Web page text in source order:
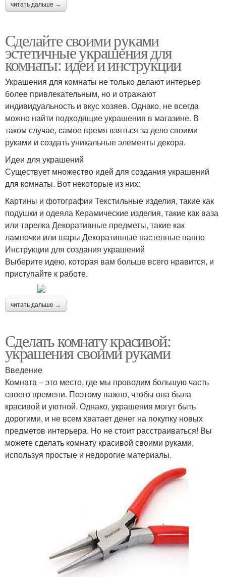
читать дальше →
Сделайте своими руками
эстетичные украшения для
комнаты: идеи и инструкции
Украшения для комнаты не только делают интерьер
более привлекательным, но и отражают
индивидуальность и вкус хозяев. Однако, не всегда
можно найти подходящие украшения в магазине. В
таком случае, самое время взяться за дело своими
руками и создать уникальные элементы декора.
Идеи для украшений
Существует множество идей для создания украшений
для комнаты. Вот некоторые из них:
Картины и фотографии Текстильные изделия, такие как
подушки и одеяла Керамические изделия, такие как ваза
или тарелка Декоративные предметы, такие как
лампочки или шары Декоративные настенные панно
Инструкции для создания украшений
Выберите идею, которая вам больше всего нравится, и
приступайте к работе.
читать дальше →
Сделать комнату красивой:
украшения своими руками
Введение
Комната – это место, где мы проводим большую часть
своего времени. Поэтому важно, чтобы она была
красивой и уютной. Однако, украшения могут быть
дорогими, и не всем хватает денег на покупку новых
предметов интерьера. Но не стоит расстраиваться! Вы
можете сделать комнату красивой своими руками,
используя простые и недорогие материалы.